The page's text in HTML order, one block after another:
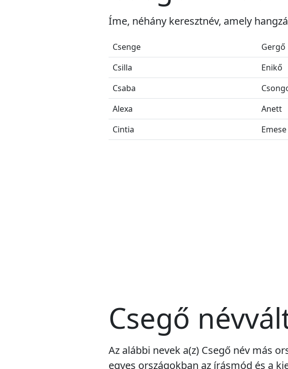
Íme, néhány keresztnév, amely
Csenge Gergő
Csilla
Enikő
Csaba
Alexa
Anett
Cintia
Emese
Csegő
Az alábbi nevek a(z) Csegő név más
egyes országokban az írásmód és a